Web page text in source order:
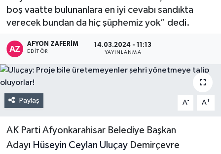
boş vaatte bulunanlara en iyi cevabı sandıkta
verecek bundan da hiç şüphemiz yok” dedi.
AFYON ZAFERİM
EDITÖR
14.03.2024 - 11:13
YAYINLANMA
Paylaş A- A+
AK Parti Afyonkarahisar Belediye Başkan
Adayı Hüseyin Ceylan UluçayDemirçevre